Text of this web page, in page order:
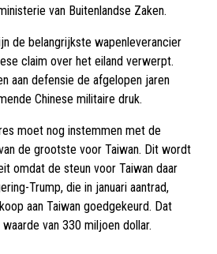
van Buitenlandse Zaken.
de belangrijkste wapenleverancier
claim over het eiland verwerpt.
aan defensie de afgelopen jaren
Chinese militaire druk.
moet nog instemmen met de
de grootste voor Taiwan. Dit wordt
omdat de steun voor Taiwan daar
Trump, die in januari aantrad,
aan Taiwan goedgekeurd. Dat
van 330 miljoen dollar.